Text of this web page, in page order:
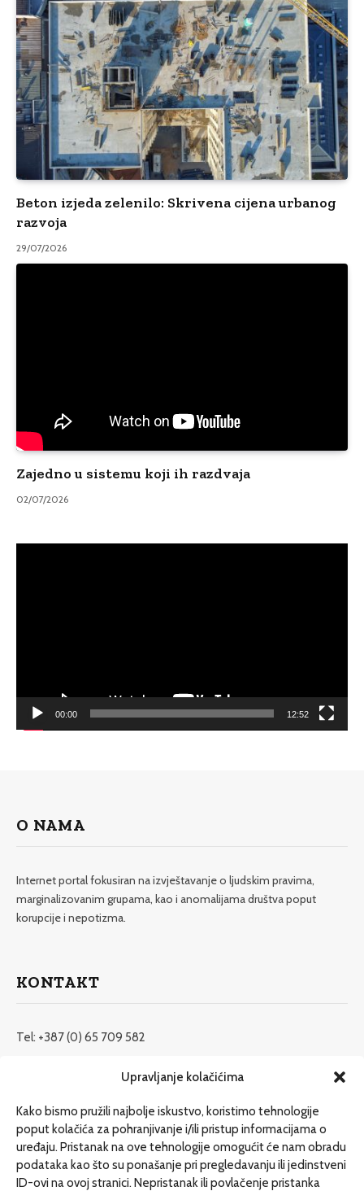
Upravljanje kolačićima
Kako bismo pružili najbolje iskustvo, koristimo tehnologije
poput kolačića za pohranjivanje i/ili pristup informacijama o
uređaju. Pristanak na ove tehnologije omogućit će nam obradu
podataka kao što su ponašanje pri pregledavanju ili jedinstveni
ID-ovi na ovoj stranici. Nepristanak ili povlačenje pristanka
Beton izjeda zelenilo: Skrivena cijena urbanog
razvoja
29/07/2026
Zajedno u sistemu koji ih razdvaja
02/07/2026
00:00 12:52
O NAMA
Internet portal fokusiran na izvještavanje o ljudskim pravima,
marginalizovanim grupama, kao i anomalijama društva poput
korupcije i nepotizma.
KONTAKT
Tel: +387 (0) 65 709 582
redakcija@etrafika.net
Dosije
Drugi pišu